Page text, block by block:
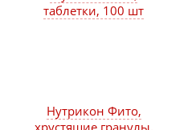
таблетки, 100 шт
Нутрикон Фито,
хрустящие гранулы,